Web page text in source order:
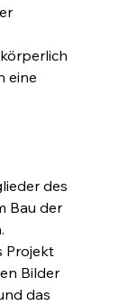
eine
des
Bau der
Projekt
Bilder
das